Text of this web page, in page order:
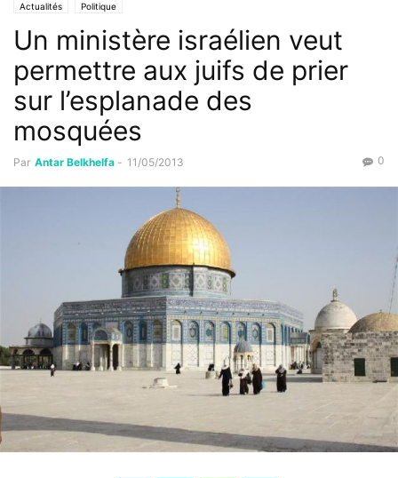
Actualités Politique
Un ministère israélien veut
permettre aux juifs de prier
sur l’esplanade des
mosquées
Par Antar Belkhelfa - 11/05/2013 0